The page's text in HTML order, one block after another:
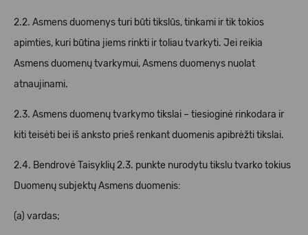
2.2. Asmens duomenys turi būti tikslūs, tinkami ir tik tokios
apimties, kuri būtina jiems rinkti ir toliau tvarkyti. Jei reikia
Asmens duomenų tvarkymui, Asmens duomenys nuolat
atnaujinami.
2.3. Asmens duomenų tvarkymo tikslai – tiesioginė rinkodara ir
kiti teisėti bei iš anksto prieš renkant duomenis apibrėžti tikslai.
2.4. Bendrovė Taisyklių 2.3. punkte nurodytu tikslu tvarko tokius
Duomenų subjektų Asmens duomenis:
(a) vardas;